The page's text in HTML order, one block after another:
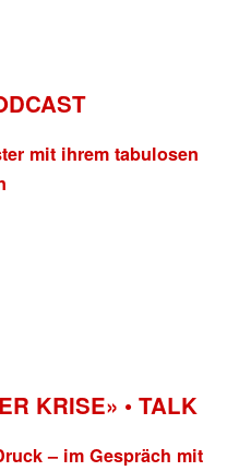
mit ihrem tabulosen
KRISE» • TALK
– im Gespräch mit